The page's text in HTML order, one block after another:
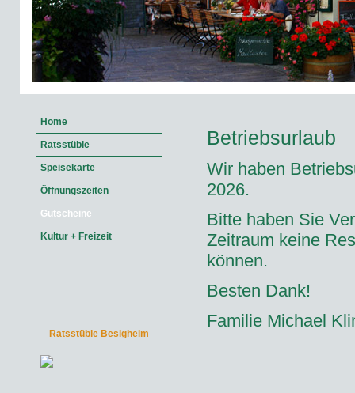
Home
Ratsstüble
Speisekarte
Öffnungszeiten
Gutscheine
Kultur + Freizeit
Ratsstüble Besigheim
Betriebsurlaub
Wir haben
2026.
Bitte haben Sie
Zeitraum keine
können.
Besten Dank!
Familie Michael